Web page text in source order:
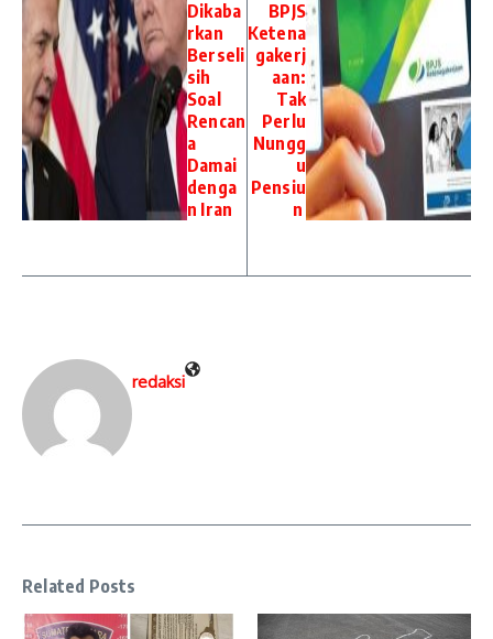
Dikaba
rkan
Berseli
sih
Soal
Rencan
a
Damai
denga
n Iran
BPJS
Ketena
gakerj
aan:
Tak
Perlu
Nungg
u
Pensiu
n
redaksi
Related Posts